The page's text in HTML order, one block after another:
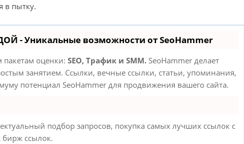
в пытку.
- Уникальные возможности от SeoHammer
пакетам оценки: SEO, Трафик и SMM. SeoHammer делает
занятием. Ссылки, вечные ссылки, статьи, упоминания,
потенциал SeoHammer для продвижения вашего сайта.
подбор запросов, покупка самых лучших ссылок с
бирж ссылок.